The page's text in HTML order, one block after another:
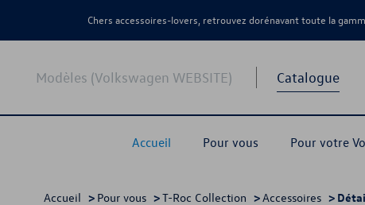
Chers accessoires-lovers, retrouvez dorénavant toute la
Modèles (Volkswagen WEBSITE) Catalogue
Accueil Pour vous Pour votre
Accueil > Pour vous >T-Roc Collection >Accessoires >